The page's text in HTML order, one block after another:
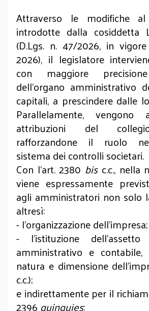
Attraverso le modifiche
introdotte dalla cosiddetta
(D.Lgs. n. 47/2026, in
2026), il legislatore
con maggiore
dell’organo amministrativo
capitali, a prescindere dalle
Parallelamente, vengono
attribuzioni del
rafforzandone il ruolo
sistema dei controlli societari.
Con l’art. 2380 bisc.c., nella
viene espressamente
agli amministratori non solo
altresì:
- l’organizzazione dell’impresa;
- l’istituzione dell’assetto
amministrativo e contabile,
natura e dimensione
c.c.);
e indirettamente per il
2396 quinquies: